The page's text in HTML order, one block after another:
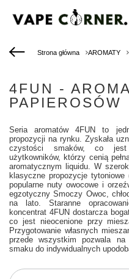
Strona główna AROMATY
4FUN -
PAPIEROSÓW
Seria aromatów 4FUN to
propozycji na rynku. Zyskała
czystości smaków, co jest
użytkowników, którzy cenią
aromatycznym liquidu. W
klasyczne propozycje
popularne nuty owocowe i
egzotyczny Smoczy Owoc,
na lato. Staranne
koncentrat 4FUN dostarcza
co jest nieocenione przy
Przygotowanie własnych
przede wszystkim pozwala na
smaku do indywidualnych